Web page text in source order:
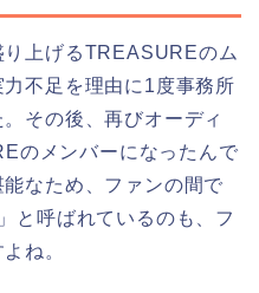
上げるTREASUREのム
不足を理由に1度事務所
その後、再びオーディ
のメンバーになったんで
なため、ファンの間で
と呼ばれているのも、フ
ね。